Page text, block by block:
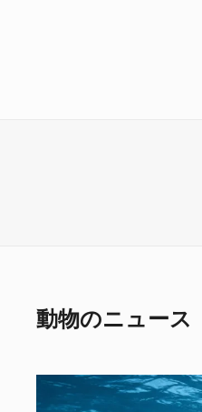
動物のニュース